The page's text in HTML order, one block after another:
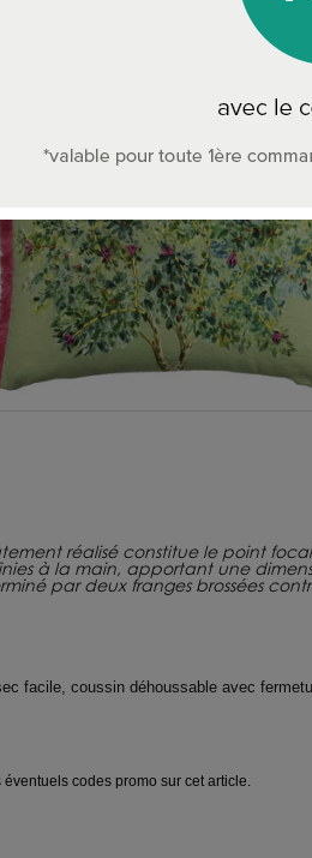
réalisé constitue le point
à la main, apportant une
par deux franges brossées
facile, coussin déhoussable avec
codes promo sur cet article.